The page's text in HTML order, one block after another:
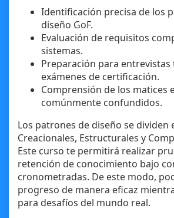
Identificación precisa de los
diseño GoF.
Evaluación de requisitos
sistemas.
Preparación para entrevistas
exámenes de certificación.
Comprensión de los matices
comúnmente confundidos.
Los patrones de diseño se dividen
Creacionales, Estructurales y
Este curso te permitirá realizar
retención de conocimiento bajo
cronometradas. De este modo,
progreso de manera eficaz
para desafíos del mundo real.